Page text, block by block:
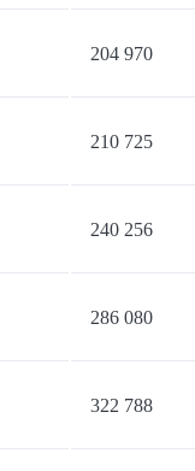
204 970
210 725
240 256
286 080
322 788